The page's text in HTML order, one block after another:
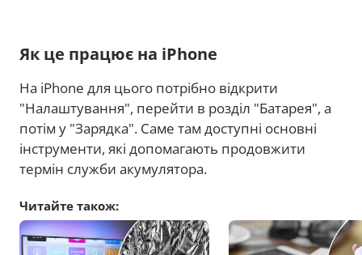
Як це працює на iPhone
На iPhone для цього потрібно відкрити
"Налаштування", перейти в розділ "Батарея", а
потім у "Зарядка". Саме там доступні основні
інструменти, які допомагають продовжити
термін служби акумулятора.
Читайте також: